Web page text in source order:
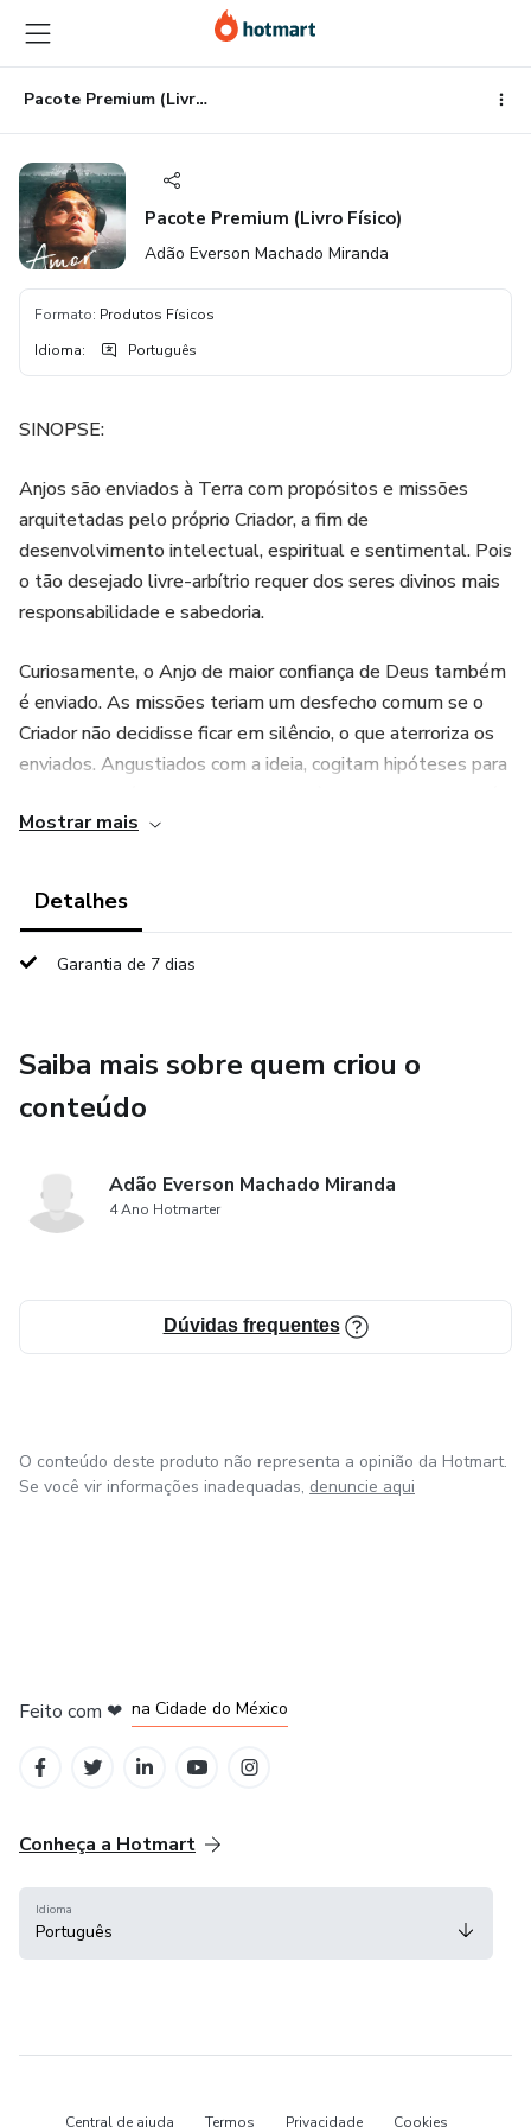
para
o
conteúdo
principal
para
o
pagamento
para
o
rodapé
Pacote Premium (Livro Físico)
Pacote Premium (Livro Físico)
Adão Everson Machado Miranda
Formato: Produtos Físicos
Idioma: Português
SINOPSE:
Anjos são enviados à Terra com propósitos e missões
arquitetadas pelo próprio Criador, a fim de
desenvolvimento intelectual, espiritual e sentimental. Pois
o tão desejado livre-arbítrio requer dos seres divinos mais
responsabilidade e sabedoria.
Curiosamente, o Anjo de maior confiança de Deus também
é enviado. As missões teriam um desfecho comum se o
Criador não decidisse ficar em silêncio, o que aterroriza os
enviados. Angustiados com a ideia, cogitam hipóteses para
pode ser consequência da abominação que o poderoso
Os caminhos de Dante misteriosamente cruzaram-se com
dilemas a respeito da sexualidade com o pai pastor de
Seguro: Dante.
seus possíveis destinos. Porém, devem ser mais fortes do
que imaginam pois o assassinato dessa história é vista
Mostrar mais
Detalhes
Garantia de 7 dias
Saiba mais sobre quem criou o
conteúdo
Adão Everson Machado Miranda
4 Ano Hotmarter
Dúvidas frequentes
O conteúdo deste produto não representa a opinião da Hotmart.
Se você vir informações inadequadas, denuncie aqui
Feito com ❤ na Cidade do México
Conheça a Hotmart
Idioma
Português
Central de ajuda Termos Privacidade Cookies